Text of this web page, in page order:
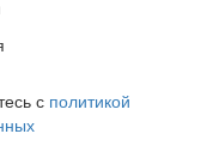
с политикой